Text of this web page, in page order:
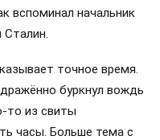
вспоминал начальник
точное время.
буркнул вождь
то из свиты
часы. Больше тема с